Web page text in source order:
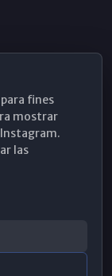
fines
mostrar
las